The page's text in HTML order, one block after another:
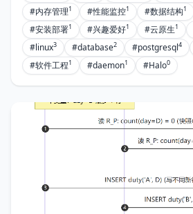
#内存管理1 #性能监控1 #数据结构1
#安装部署1 #兴趣爱好1 #云原生1
#linux3 #database2 #postgresql4
#软件工程1 #daemon1 #Halo0